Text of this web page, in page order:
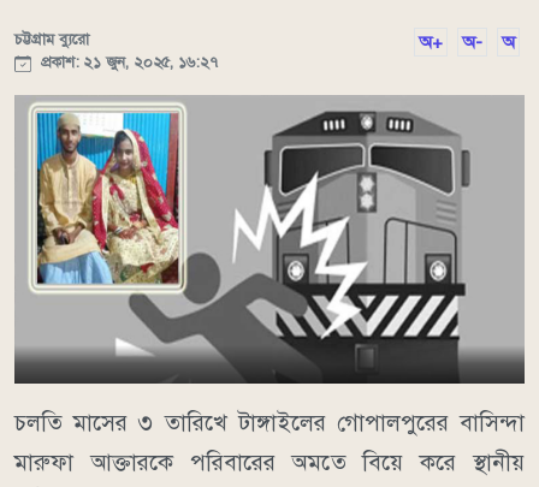
চট্টগ্রাম ব্যুরো
প্রকাশ: ২১ জুন, ২০২৫, ১৬:২৭
অ+ অ- অ
চলতি মাসের ৩ তারিখে টাঙ্গাইলের গোপালপুরের বাসিন্দা
মারুফা আক্তারকে পরিবারের অমতে বিয়ে করে স্থানীয়